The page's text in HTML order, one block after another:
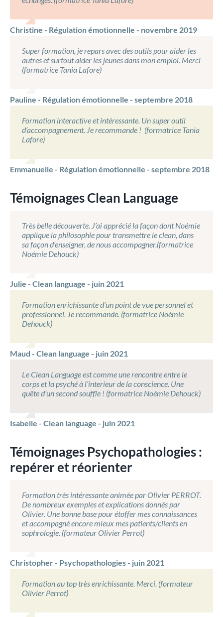
Christine - Régulation émotionnelle - novembre 2019
Super formation, je repars avec des outils pour aider les
autres et surtout aider les jeunes dans mon emploi. Merci
(formatrice Tania Lafore)
Pauline - Régulation émotionnelle - septembre 2018
Formation interactive et intéressante. Un super outil
d’accompagnement. Je recommande ! (formatrice Tania
Lafore)
Emmanuelle - Régulation émotionnelle - septembre 2018
Témoignages Clean Language
Très belle découverte. J’ai apprécié la façon dont Noémie
applique la philosophie pour transmettre le clean, dans
sa façon d’enseigner, de nous accompagner.(formatrice
Noémie Dehouck)
Julie - Clean language - juin 2021
Formation enrichissante d’un point de vue personnel et
professionnel. Je recommande. (formatrice Noémie
Dehouck)
Maud - Clean language - juin 2021
Le Clean Language est comme une rencontre entre le
corps et la psyché à l’interieur de la conscience. Une
quête d’un second souffle ! (formatrice Noémie Dehouck)
Isabelle - Clean language - juin 2021
Témoignages Psychopathologies :
repérer et réorienter
Formation très intéressante animée par Olivier PERROT.
De nombreux exemples et explications donnés par
Olivier. Une bonne base pour étoffer mes connaissances
et accompagné encore mieux mes patients/clients en
sophrologie. (formateur Olivier Perrot)
Christopher - Psychopathologies - juin 2021
Formation au top très enrichissante. Merci. (formateur
Olivier Perrot)